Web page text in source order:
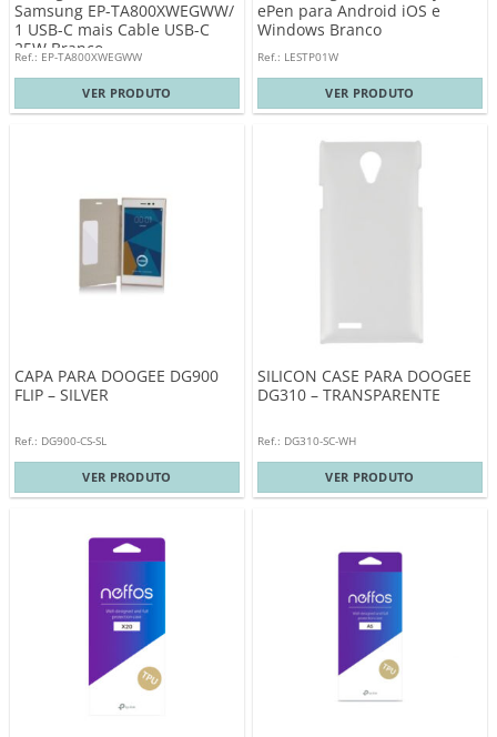
Samsung EP-TA800XWEGWW/
1 USB-C mais Cable USB-C
25W Branco
Ref.: EP-TA800XWEGWW
VER PRODUTO
ePen para Android iOS e
Windows Branco
Ref.: LESTP01W
VER PRODUTO
CAPA PARA DOOGEE DG900
FLIP – SILVER
Ref.: DG900-CS-SL
VER PRODUTO
SILICON CASE PARA DOOGEE
DG310 – TRANSPARENTE
Ref.: DG310-SC-WH
VER PRODUTO